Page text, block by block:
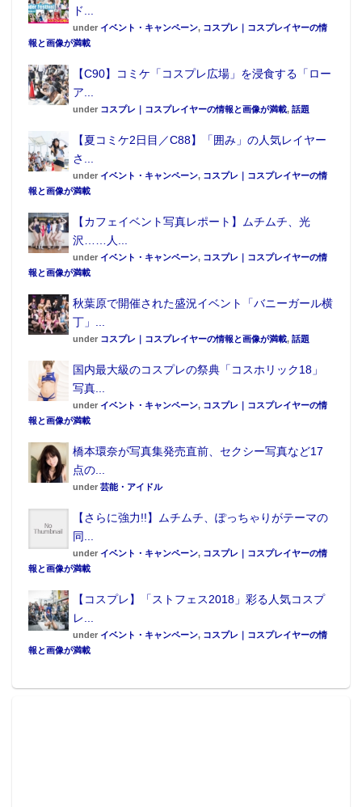
ド...
under イベント・キャンペーン, コスプレ｜コスプレイヤーの情
報と画像が満載
【C90】コミケ「コスプレ広場」を浸食する「ロー
ア...
under コスプレ｜コスプレイヤーの情報と画像が満載, 話題
【夏コミケ2日目／C88】「囲み」の人気レイヤー
さ...
under イベント・キャンペーン, コスプレ｜コスプレイヤーの情
報と画像が満載
【カフェイベント写真レポート】ムチムチ、光
沢……人...
under イベント・キャンペーン, コスプレ｜コスプレイヤーの情
報と画像が満載
秋葉原で開催された盛況イベント「バニーガール横
丁」...
under コスプレ｜コスプレイヤーの情報と画像が満載, 話題
国内最大級のコスプレの祭典「コスホリック18」
写真...
under イベント・キャンペーン, コスプレ｜コスプレイヤーの情
報と画像が満載
橋本環奈が写真集発売直前、セクシー写真など17
点の...
under 芸能・アイドル
【さらに強力!!】ムチムチ、ぽっちゃりがテーマの
同...
under イベント・キャンペーン, コスプレ｜コスプレイヤーの情
報と画像が満載
【コスプレ】「ストフェス2018」彩る人気コスプ
レ...
under イベント・キャンペーン, コスプレ｜コスプレイヤーの情
報と画像が満載